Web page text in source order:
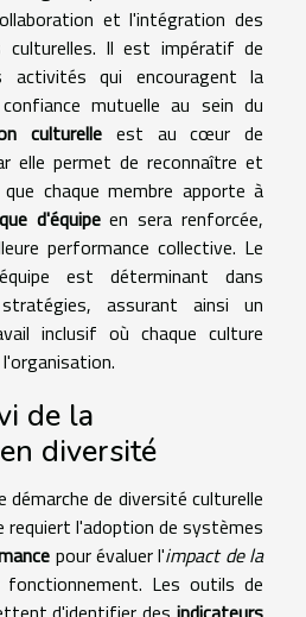
et l'intégration des
culturelles. Il est impératif de
qui encouragent la
mutuelle au sein du
culturelle est au cœur de
elle permet de reconnaître et
chaque membre apporte à
d'équipeen sera renforcée,
performance collective. Le
est déterminant dans
assurant ainsi un
inclusif où chaque culture
de la
diversité
de diversité culturelle
requiert l'adoption de systèmes
pour évaluer l'impact de la
Les outils de